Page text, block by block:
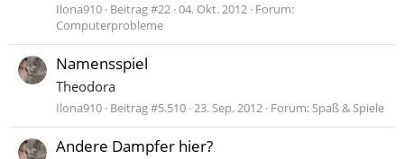
Ilona910 Beitrag #22 04. Okt. 2012 Forum:
Computerprobleme
Namensspiel
Theodora
Ilona910 Beitrag #5.510 23. Sep. 2012 Forum:Spaß & Spiele
Andere Dampfer hier?